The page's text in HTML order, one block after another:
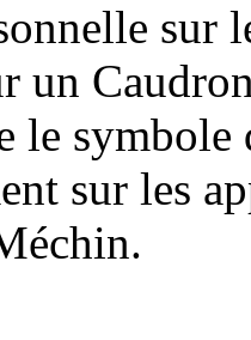
sur
un
le symbole
sur les